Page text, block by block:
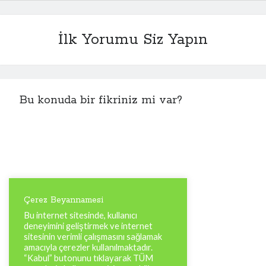
İlk Yorumu Siz Yapın
Bu konuda bir fikriniz mi var?
Çerez Beyannamesi
Bu internet sitesinde, kullanıcı
deneyimini geliştirmek ve internet
sitesinin verimli çalışmasını sağlamak
amacıyla çerezler kullanılmaktadır.
“Kabul” butonunu tıklayarak TÜM